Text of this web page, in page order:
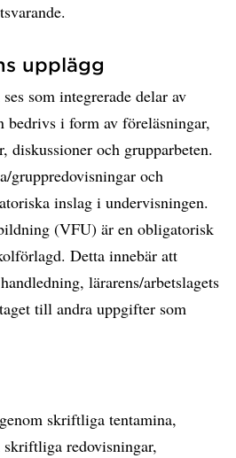
upplägg
som integrerade delar av
bedrivs i form av föreläsningar,
diskussioner och grupparbeten.
gruppredovisningar och
inslag i undervisningen.
(VFU) är en obligatorisk
Detta innebär att
lärarens/arbetslagets
till andra uppgifter som
skriftliga tentamina,
redovisningar,